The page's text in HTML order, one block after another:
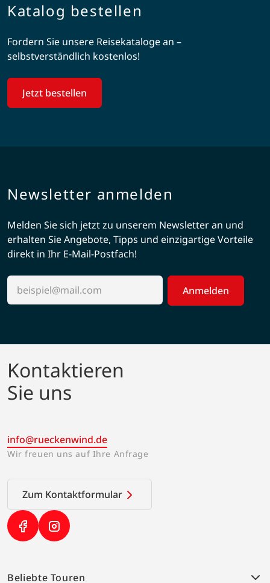
Katalog bestellen
Fordern Sie unsere Reisekataloge an –
selbstverständlich kostenlos!
Jetzt bestellen
Newsletter anmelden
Melden Sie sich jetzt zu unserem Newsletter an und
erhalten Sie Angebote, Tipps und einzigartige Vorteile
direkt in Ihr E-Mail-Postfach!
Anmelden
Kontaktieren
Sie uns
info@rueckenwind.de
Wir freuen uns auf Ihre Anfrage
Zum Kontaktformular
(Link öffnet in neuem Tab)
(Link öffnet in neuem Tab)
Beliebte Touren